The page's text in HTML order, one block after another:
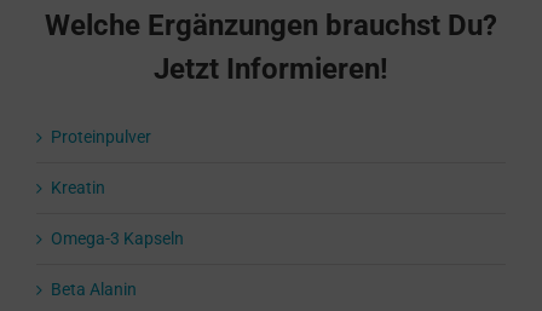
Welche Ergänzungen brauchst Du?
Jetzt Informieren!
Proteinpulver
Kreatin
Omega-3 Kapseln
Beta Alanin